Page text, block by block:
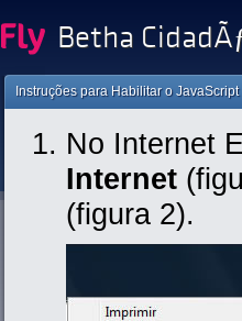
Betha
Instruções para Habilitar o
No Internet
Internet
(figura 2).